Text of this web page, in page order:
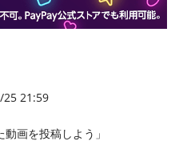
21:59
画を投稿しよう」